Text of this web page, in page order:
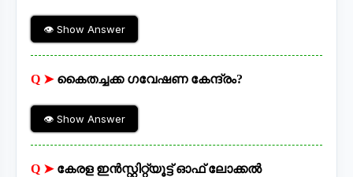
👁 Show Answer
Q ➤ കൈതച്ചക്ക ഗവേഷണ കേന്ദ്രം?
👁 Show Answer
Q ➤ കേരള ഇൻസ്റ്റിറ്റ്യൂട്ട് ഓഫ് ലോക്കൽ